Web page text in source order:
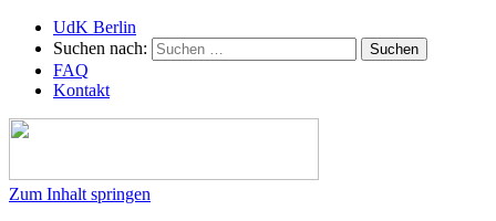
UdK Berlin
Suchen nach:
FAQ
Kontakt
Zum Inhalt springen